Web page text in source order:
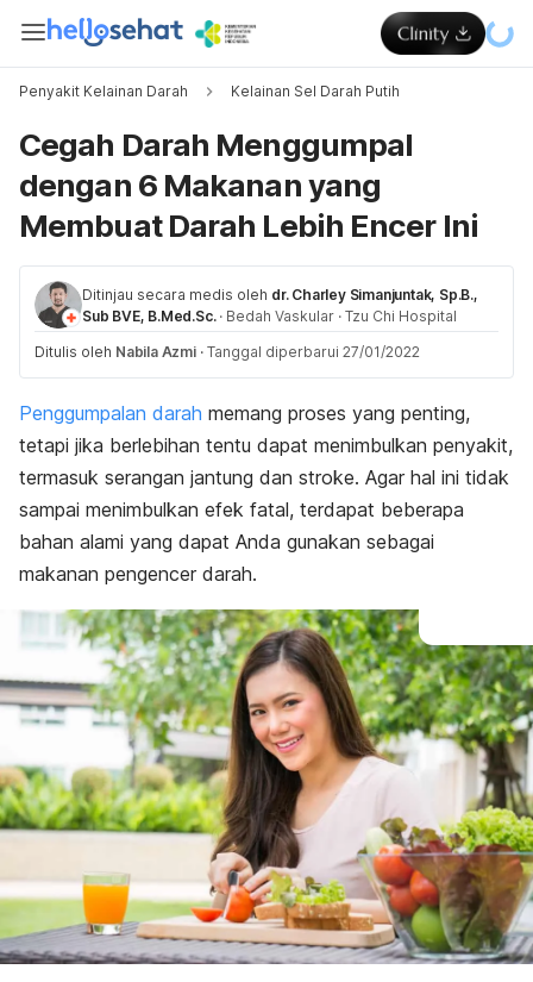
Penyakit Kelainan Darah Kelainan Sel Darah Putih
Cegah Darah Menggumpal
dengan 6 Makanan yang
Membuat Darah Lebih Encer Ini
Ditinjau secara medis oleh dr. Charley Simanjuntak, Sp.B.,
Sub BVE, B.Med.Sc. · Bedah Vaskular ·Tzu Chi Hospital
Ditulis oleh Nabila Azmi · Tanggal diperbarui 27/01/2022
Penggumpalan darah memang proses yang penting,
tetapi jika berlebihan tentu dapat menimbulkan penyakit,
termasuk serangan jantung dan stroke. Agar hal ini tidak
sampai menimbulkan efek fatal, terdapat beberapa
bahan alami yang dapat Anda gunakan sebagai
makanan pengencer darah.